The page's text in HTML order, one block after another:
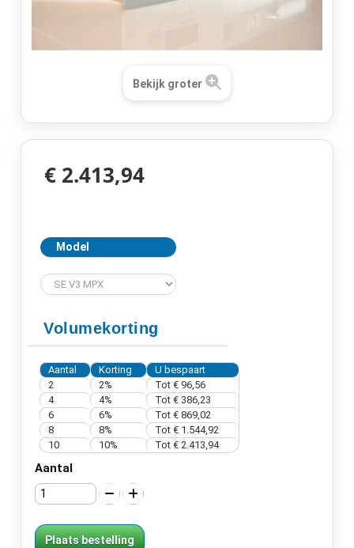
Bekijk groter
€ 2.413,94
Model
Volumekorting
Aantal Korting
U bespaart
2
2%
Tot € 96,56
4
4%
Tot € 386,23
6
6%
Tot € 869,02
8
8%
Tot € 1.544,92
10
10% Tot € 2.413,94
Aantal
Plaats bestelling